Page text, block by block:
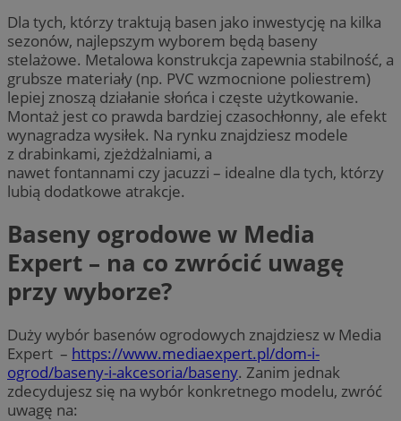
Dla tych, którzy traktują basen jako inwestycję na kilka
sezonów, najlepszym wyborem będą baseny
stelażowe. Metalowa konstrukcja zapewnia stabilność, a
grubsze materiały (np. PVC wzmocnione poliestrem)
lepiej znoszą działanie słońca i częste użytkowanie.
Montaż jest co prawda bardziej czasochłonny, ale efekt
wynagradza wysiłek. Na rynku znajdziesz modele
z drabinkami, zjeżdżalniami, a
nawet fontannami czy jacuzzi – idealne dla tych, którzy
lubią dodatkowe atrakcje.
Baseny ogrodowe w Media
Expert – na co zwrócić uwagę
przy wyborze?
Duży wybór basenów ogrodowych znajdziesz w Media
Expert – https://www.mediaexpert.pl/dom-i-
ogrod/baseny-i-akcesoria/baseny. Zanim jednak
zdecydujesz się na wybór konkretnego modelu, zwróć
uwagę na: